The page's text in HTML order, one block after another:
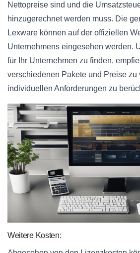
Nettopreise sind und die
hinzugerechnet werden muss. Die
Lexware können auf der offiziellen
Unternehmens eingesehen werden.
für Ihr Unternehmen zu finden,
verschiedenen Pakete und Preise zu
individuellen Anforderungen zu
Weitere Kosten: